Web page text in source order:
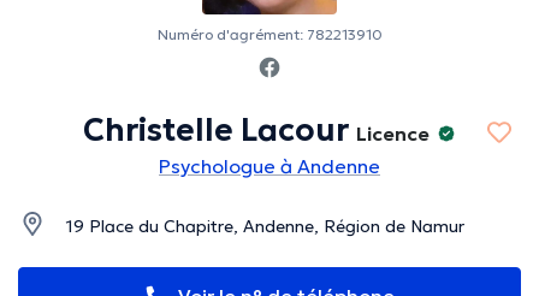
Numéro d'agrément: 782213910
Christelle Lacour Licence
Psychologue à Andenne
19 Place du Chapitre, Andenne, Région de Namur